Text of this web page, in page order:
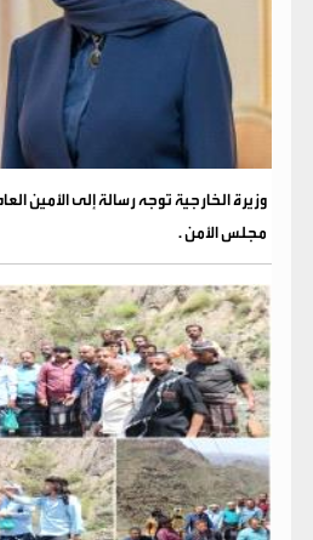
وزيرة الخارجية توجه رسالة إلى الأمين
مجلس الأمن .